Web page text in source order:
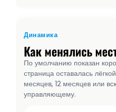
Динамика
Как менялись
По умолчанию показан
страница оставалась
месяцев, 12 месяцев или
управляющему.